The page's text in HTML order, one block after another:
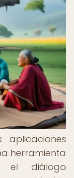
herramienta
el diálogo